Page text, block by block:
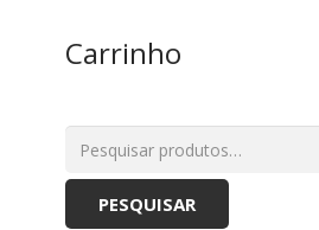
Carrinho
PESQUISAR